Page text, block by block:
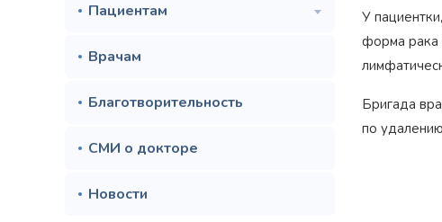
Пациентам
Врачам
Благотворительность
СМИ о докторе
Новости
У
форма рака
Бригада
по